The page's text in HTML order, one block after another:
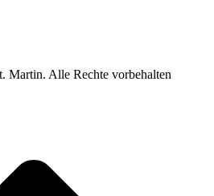
Martin. Alle Rechte vorbehalten